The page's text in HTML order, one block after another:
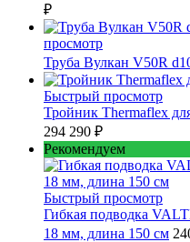
₽
просмотр
Труба Вулкан V50R
Быстрый просмотр
Тройник Thermaflex
294 290 ₽
Рекомендуем
Быстрый просмотр
Гибкая подводка
18 мм, длина 150 см